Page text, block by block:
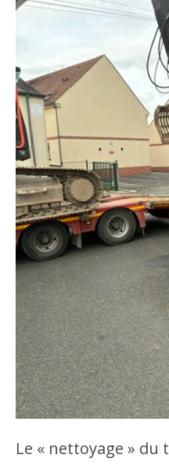
Le « nettoyage » du